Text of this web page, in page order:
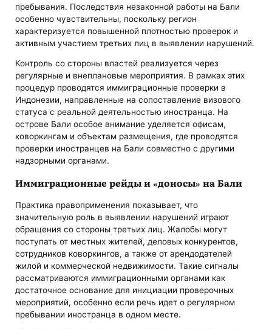
пребывания. Последствия незаконной работы на Бали
особенно чувствительны, поскольку регион
характеризуется повышенной плотностью проверок и
активным участием третьих лиц в выявлении нарушений.
Контроль со стороны властей реализуется через
регулярные и внеплановые мероприятия. В рамках этих
процедур проводятся иммиграционные проверки в
Индонезии, направленные на сопоставление визового
статуса с реальной деятельностью иностранца. На
острове Бали особое внимание уделяется офисам,
коворкингам и объектам размещения, где проводятся
проверки иностранцев на Бали совместно с другими
надзорными органами.
Иммиграционные рейды и «доносы» на Бали
Практика правоприменения показывает, что
значительную роль в выявлении нарушений играют
обращения со стороны третьих лиц. Жалобы могут
поступать от местных жителей, деловых конкурентов,
сотрудников коворкингов, а также от арендодателей
жилой и коммерческой недвижимости. Такие сигналы
рассматриваются иммиграционными органами как
достаточное основание для инициации проверочных
мероприятий, особенно если речь идет о регулярном
пребывании иностранца в одном месте.